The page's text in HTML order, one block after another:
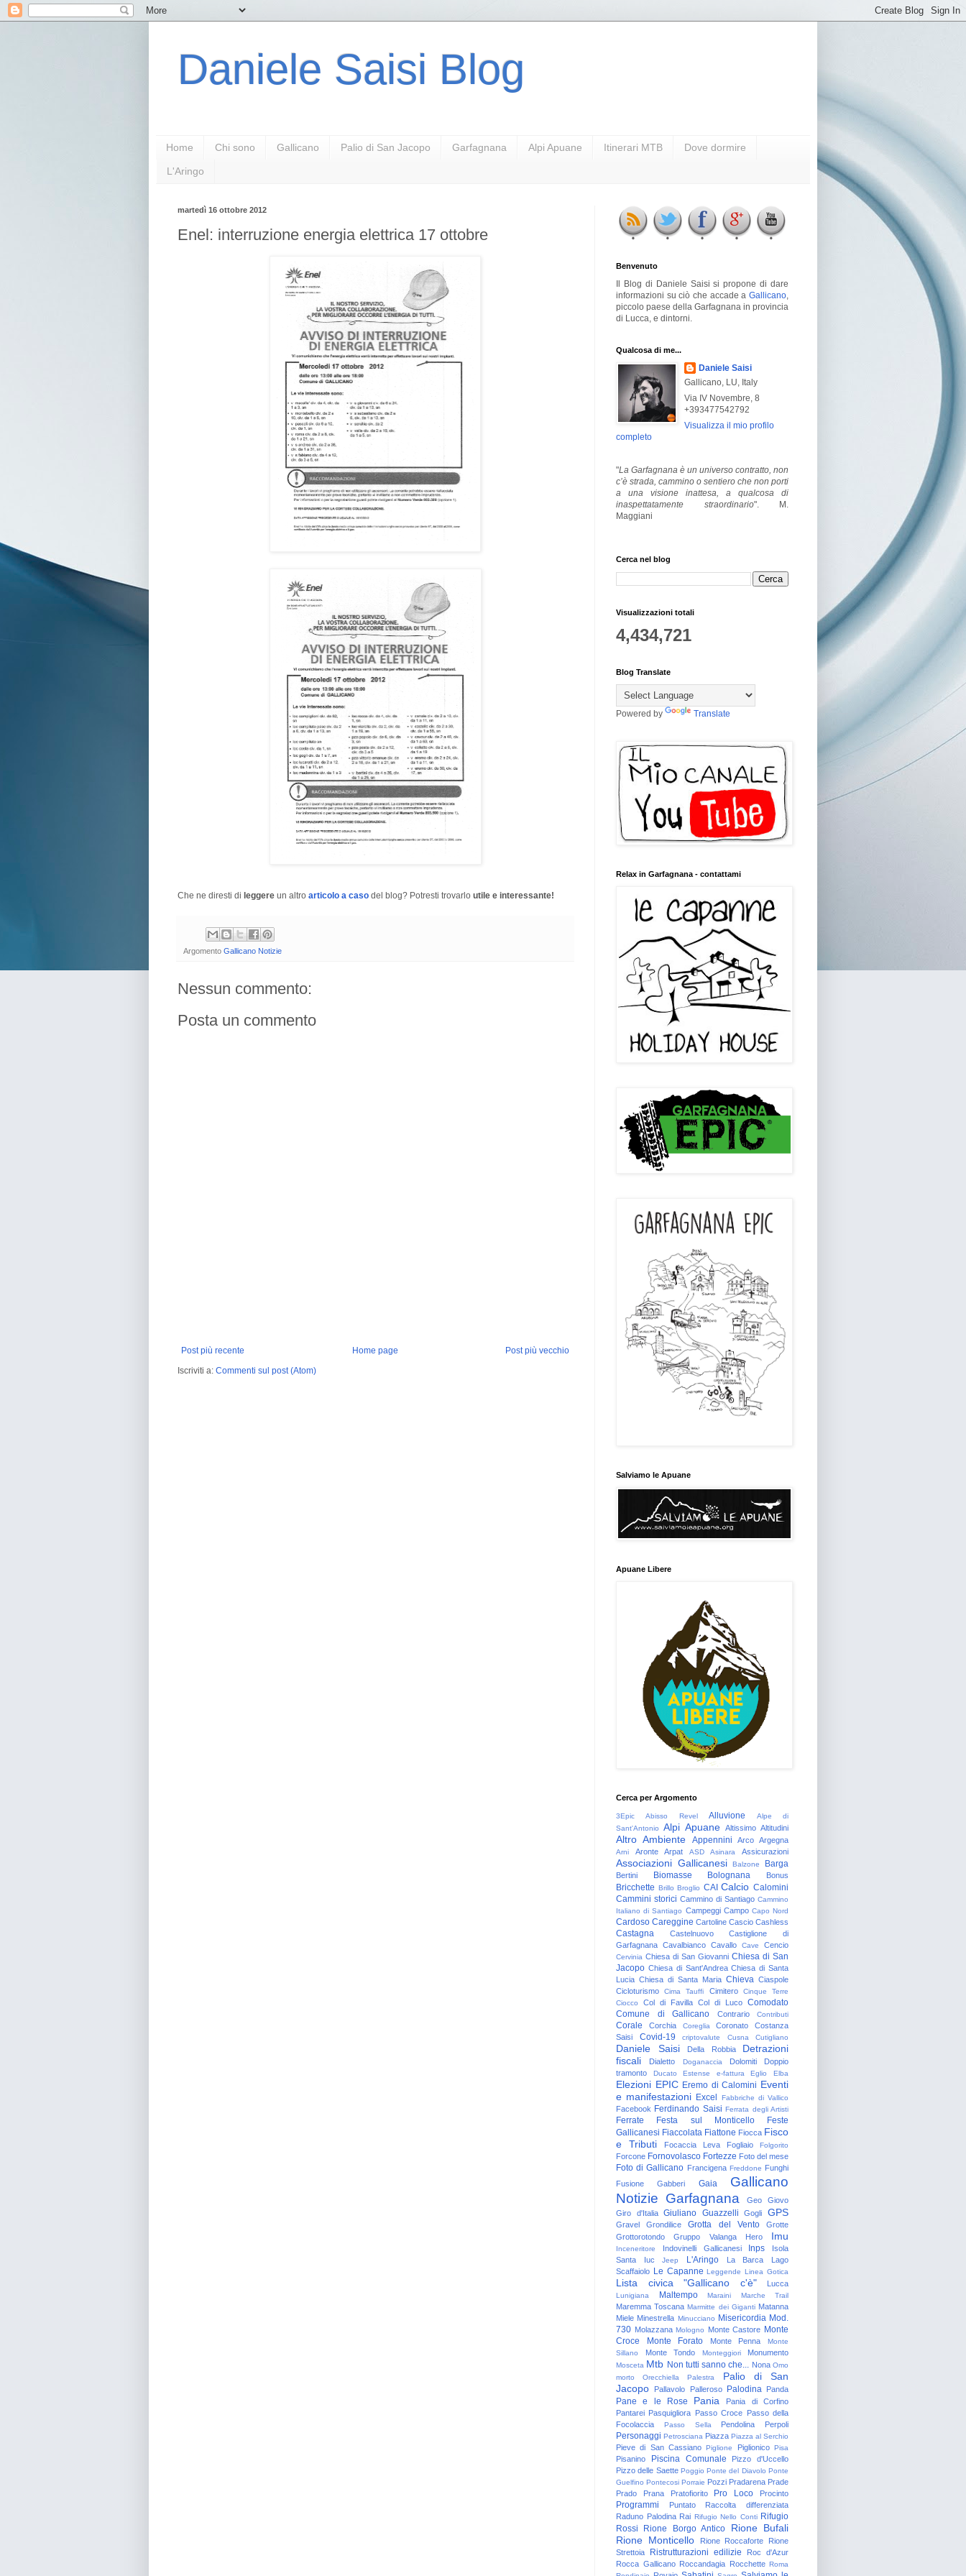
Daniele Saisi Blog
Home Chi sono Gallicano Palio di San Jacopo Garfagnana Alpi Apuane Itinerari MTB Dove dormire
L'Aringo
martedì 16 ottobre 2012
Enel: interruzione energia elettrica 17 ottobre
Che ne diresti di leggere un altro articolo a caso del blog? Potresti trovarlo utile e interessante!
Argomento Gallicano Notizie
Nessun commento:
Posta un commento
Post più recente Post più vecchio
Home page
Iscriviti a: Commenti sul post (Atom)
Benvenuto
Il Blog di Daniele Saisi si propone di dare
informazioni su ciò che accade a Gallicano
piccolo paese della Garfagnana in provincia
di Lucca, e dintorni.
Qualcosa di me...
Daniele Saisi
Gallicano, LU, Italy
Via IV Novembre, 8
+393477542792
Visualizza il mio profilo
completo
"La Garfagnana è un universo contratto, non
c’è strada, cammino o sentiero che non porti
a una visione inattesa, a qualcosa di
inaspettatamente straordinario". M.
Maggiani
Cerca nel blog
Visualizzazioni totali
4,434,721
Blog Translate
Powered by Translate
Relax in Garfagnana - contattami
Salviamo le Apuane
Apuane Libere
Cerca per Argomento
3Epic Abisso Revel Alluvione
Alpe di
Sant'Antonio
Alpi Apuane Altissimo Altitudini
Altro Ambiente Appennini Arco Argegna
Arni Aronte Arpat ASD Asinara Assicurazioni
Associazioni Gallicanesi Balzone Barga
Bertini Biomasse Bolognana Bonus
Bricchette Brillo Broglio CAI Calcio Calomini
Cammini storici Cammino di Santiago Cammino
Italiano di Santiago Campeggi Campo Capo Nord
Cardoso Careggine Cartoline Cascio Cashless
Castagna Castelnuovo
Castiglione di
Garfagnana Cavalbianco Cavallo Cave Cencio
Cervinia Chiesa di San Giovanni Chiesa di San
Jacopo Chiesa di Sant'Andrea Chiesa di Santa
Lucia Chiesa di Santa Maria Chieva Ciaspole
Cicloturismo
Cima Tauffi Cimitero
Cinque Terre
Ciocco
Col di Favilla Col di Luco Comodato
Comune di Gallicano
Contrario Contributi
Corale Corchia Coreglia Coronato
Costanza
Saisi
Covid-19 criptovalute Cusna Cutigliano
Daniele Saisi Della Robbia
Detrazioni
fiscali
Dialetto Doganaccia Dolomiti
Doppio
tramonto
Ducato Estense e-fattura Eglio Elba
Elezioni EPIC Eremo di Calomini Eventi
e manifestazioni Excel Fabbriche di Vallico
Facebook Ferdinando Saisi Ferrata degli Artisti
Ferrate Festa sul Monticello
Feste
Gallicanesi Fiaccolata Fiattone Fiocca Fisco
e Tributi
Focaccia Leva Fogliaio Folgorito
Forcone Fornovolasco Fortezze Foto del mese
Foto di Gallicano Francigena Freddone Funghi
Fusione
Gabberi Gaia
Gallicano
Notizie Garfagnana Geo
Giovo
Giro d'Italia
Giuliano Guazzelli Gogli GPS
Gravel Grondilice Grotta del Vento
Grotte
Grottorotondo
Gruppo Valanga Hero Imu
Inceneritore Indovinelli Gallicanesi Inps
Isola
Santa
Iuc Jeep L'Aringo La Barca
Lago
Scaffaiolo Le Capanne Leggende Linea Gotica
Lista civica "Gallicano c'è" Lucca
Lunigiana Maltempo Maraini Marche Trail
Maremma Toscana Marmitte dei Giganti Matanna
Miele Minestrella Minucciano Misericordia Mod.
730 Molazzana Mologno Monte Castore Monte
Croce
Monte Forato Monte Penna
Monte
Sillano
Monte Tondo Monteggiori Monumento
Mosceta Mtb Non tutti sanno che... Nona Omo
morto
Orecchiella Palestra
Palio di San
Jacopo
Pallavolo Palleroso Palodina Panda
Pane e le Rose Pania
Pania di Corfino
Pantarei Pasquigliora Passo Croce Passo della
Focolaccia
Passo Sella Pendolina Perpoli
Personaggi Petrosciana Piazza Piazza al Serchio
Pieve di San Cassiano Piglione Piglionico Pisa
Pisanino Piscina Comunale
Pizzo d'Uccello
Pizzo delle Saette Poggio Ponte del Diavolo Ponte
Guelfino Pontecosi Porraie Pozzi Pradarena Prade
Prado
Prana Pratofiorito Pro Loco Procinto
Programmi Puntato
Raccolta differenziata
Raduno Palodina Rai Rifugio Nello Conti Rifugio
Rossi
Rione Borgo Antico
Rione Bufali
Rione Monticello
Rione Roccaforte
Rione
Strettoia
Ristrutturazioni edilizie
Roc d'Azur
Rocca Gallicano Roccandagia Rocchette Roma